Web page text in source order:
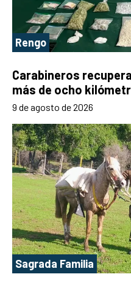
Rengo
Carabineros
más de ocho
9 de agosto de 2026
Sagrada Familia